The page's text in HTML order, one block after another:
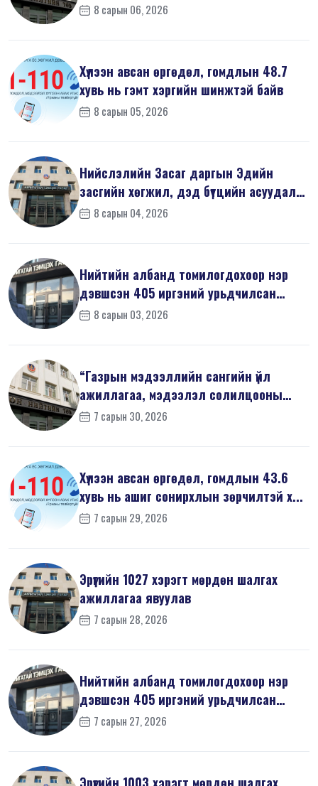
8 сарын 06, 2026
Хүлээн авсан өргөдөл, гомдлын 48.7
хувь нь гэмт хэргийн шинжтэй байв
8 сарын 05, 2026
Нийслэлийн Засаг даргын Эдийн
засгийн хөгжил, дэд бүтцийн асуудал
хари...
8 сарын 04, 2026
Нийтийн албанд томилогдохоор нэр
дэвшсэн 405 иргэний урьдчилсан
мэдүүл...
8 сарын 03, 2026
“Газрын мэдээллийн сангийн үйл
ажиллагаа, мэдээлэл солилцооны
журам”-...
7 сарын 30, 2026
Хүлээн авсан өргөдөл, гомдлын 43.6
хувь нь ашиг сонирхлын зөрчилтэй х...
7 сарын 29, 2026
Эрүүгийн 1027 хэрэгт мөрдөн шалгах
ажиллагаа явуулав
7 сарын 28, 2026
Нийтийн албанд томилогдохоор нэр
дэвшсэн 405 иргэний урьдчилсан
мэдүүл...
7 сарын 27, 2026
Эрүүгийн 1003 хэрэгт мөрдөн шалгах